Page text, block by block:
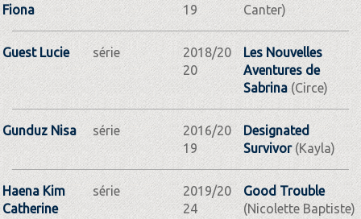
Fiona
19
Canter)
Guest Lucie série
2018/20
20
Les Nouvelles
Aventures de
Sabrina(Circe)
Gunduz Nisa série
2016/20
19
Designated
Survivor(Kayla)
Haena Kim
Catherine
série
2019/20
24
Good Trouble
(Nicolette Baptiste)